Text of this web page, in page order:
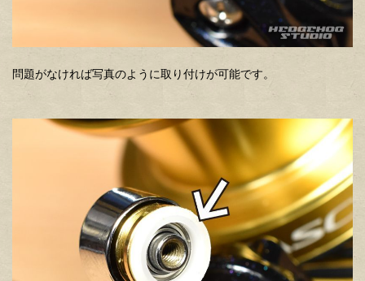
問題がなければ写真のように取り付けが可能です。